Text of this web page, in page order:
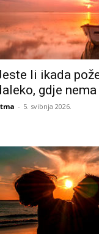
li ikada
gdje
- 5. svibnja 2026.